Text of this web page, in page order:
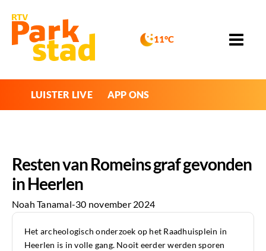
11°C
LUISTER LIVE APP ONS
Resten van Romeins graf gevonden
in Heerlen
Noah Tanamal-30 november 2024
Het archeologisch onderzoek op het Raadhuisplein in
Heerlen is in volle gang. Nooit eerder werden sporen